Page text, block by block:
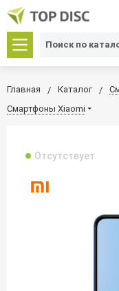
Главная Каталог
Смартфоны Xiaomi
Отсутствует